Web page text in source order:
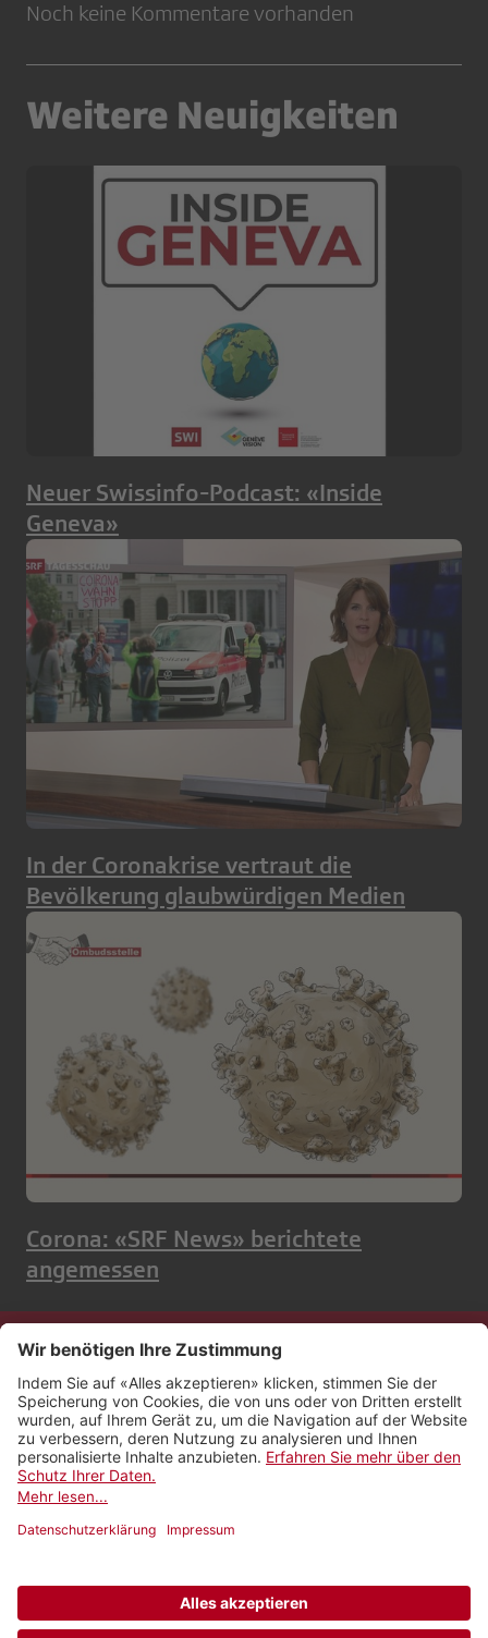
Noch keine Kommentare vorhanden
Weitere Neuigkeiten
Neuer Swissinfo-Podcast: «Inside
Geneva»
In der Coronakrise vertraut die
Bevölkerung glaubwürdigen Medien
Corona: «SRF News» berichtete
angemessen
Kontakt
Impressum
Rechtliches
Netiquette